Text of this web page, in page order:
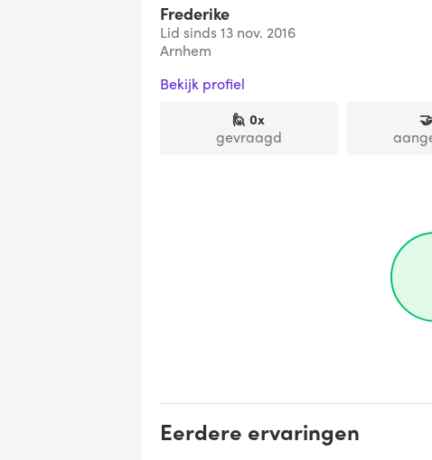
Frederike
Lid sinds 13 nov. 2016
Arnhem
Bekijk profiel
🙋0x
gevraagd
🤝
Eerdere ervaringen